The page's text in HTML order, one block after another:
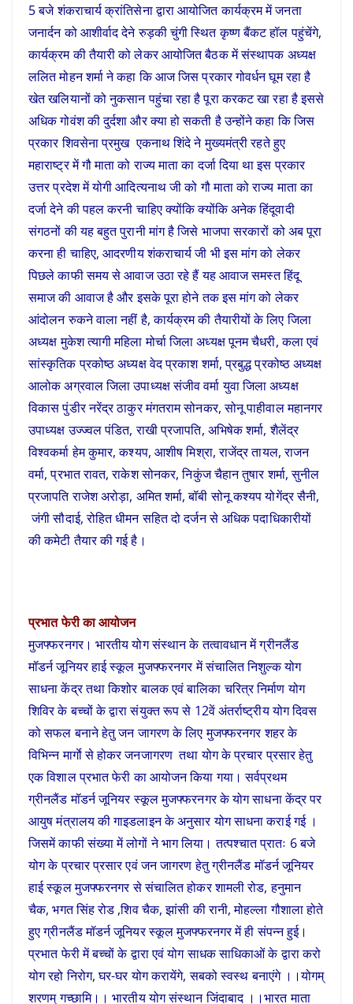
5 बजे शंकराचार्य क्रांतिसेना द्वारा आयोजित कार्यक्रम में जनता
जनार्दन को आशीर्वाद देने रुड़की चुंगी स्थित कृष्ण बैंकट हॉल पहुंचेंगे,
कार्यक्रम की तैयारी को लेकर आयोजित बैठक में संस्थापक अध्यक्ष
ललित मोहन शर्मा ने कहा कि आज जिस प्रकार गोवर्धन घूम रहा है
खेत खलियानों को नुकसान पहुंचा रहा है पूरा करकट खा रहा है इससे
अधिक गोवंश की दुर्दशा और क्या हो सकती है उन्होंने कहा कि जिस
प्रकार शिवसेना प्रमुख एकनाथ शिंदे ने मुख्यमंत्री रहते हुए
महाराष्ट्र में गौ माता को राज्य माता का दर्जा दिया था इस प्रकार
उत्तर प्रदेश में योगी आदित्यनाथ जी को गौ माता को राज्य माता का
दर्जा देने की पहल करनी चाहिए क्योंकि क्योंकि अनेक हिंदूवादी
संगठनों की यह बहुत पुरानी मांग है जिसे भाजपा सरकारों को अब पूरा
करना ही चाहिए, आदरणीय शंकराचार्य जी भी इस मांग को लेकर
पिछले काफी समय से आवाज उठा रहे हैं यह आवाज समस्त हिंदू
समाज की आवाज है और इसके पूरा होने तक इस मांग को लेकर
आंदोलन रुकने वाला नहीं है, कार्यक्रम की तैयारीयों के लिए जिला
अध्यक्ष मुकेश त्यागी महिला मोर्चा जिला अध्यक्ष पूनम चैधरी, कला एवं
सांस्कृतिक प्रकोष्ठ अध्यक्ष वेद प्रकाश शर्मा, प्रबुद्ध प्रकोष्ठ अध्यक्ष
आलोक अग्रवाल जिला उपाध्यक्ष संजीव वर्मा युवा जिला अध्यक्ष
विकास पुंडीर नरेंद्र ठाकुर मंगतराम सोनकर, सोनू पाहीवाल महानगर
उपाध्यक्ष उज्ज्वल पंडित, राखी प्रजापति, अभिषेक शर्मा, शैलेंद्र
विश्वकर्मा हेम कुमार, कश्यप, आशीष मिश्रा, राजेंद्र तायल, राजन
वर्मा, प्रभात रावत, राकेश सोनकर, निकुंज चैहान तुषार शर्मा, सुनील
प्रजापति राजेश अरोड़ा, अमित शर्मा, बॉबी सोनू कश्यप योगेंद्र सैनी,
जंगी सौदाई, रोहित धीमन सहित दो दर्जन से अधिक पदाधिकारीयों
की कमेटी तैयार की गई है।
प्रभात फेरी का आयोजन
मुजफ्फरनगर। भारतीय योग संस्थान के तत्वावधान में ग्रीनलैंड
मॉडर्न जूनियर हाई स्कूल मुजफ्फरनगर में संचालित निशुल्क योग
साधना केंद्र तथा किशोर बालक एवं बालिका चरित्र निर्माण योग
शिविर के बच्चों के द्वारा संयुक्त रूप से 12वें अंतर्राष्ट्रीय योग दिवस
को सफल बनाने हेतु जन जागरण के लिए मुजफ्फरनगर शहर के
विभिन्न मार्गाे से होकर जनजागरण तथा योग के प्रचार प्रसार हेतु
एक विशाल प्रभात फेरी का आयोजन किया गया। सर्वप्रथम
ग्रीनलैंड मॉडर्न जूनियर स्कूल मुजफ्फरनगर के योग साधना केंद्र पर
आयुष मंत्रालय की गाइडलाइन के अनुसार योग साधना कराई गई ।
जिसमें काफी संख्या में लोगों ने भाग लिया। तत्पश्चात प्रातः 6 बजे
योग के प्रचार प्रसार एवं जन जागरण हेतु ग्रीनलैंड मॉडर्न जूनियर
हाई स्कूल मुजफ्फरनगर से संचालित होकर शामली रोड, हनुमान
चैक, भगत सिंह रोड ,शिव चैक, झांसी की रानी, मोहल्ला गौशाला होते
हुए ग्रीनलैंड मॉडर्न जूनियर स्कूल मुजफ्फरनगर में ही संपन्न हुई।
प्रभात फेरी में बच्चों के द्वारा एवं योग साधक साधिकाओं के द्वारा करो
योग रहो निरोग, घर-घर योग करायेंगे, सबको स्वस्थ बनाएंगे ।।योगम्
शरणम् गच्छामि।। भारतीय योग संस्थान जिंदाबाद ।।भारत माता